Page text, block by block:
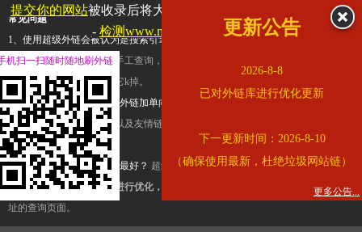
常见问题
1、使用超级外链会被认为是搜索引擎优化作弊吗？ 超级外链只是一个简便而集成
查询工具，模拟的是正常手工查询，不是作弊。如果是作弊，那您可以使用超级外
推广竞争对手的网址，让它k掉。
2、网站优化单纯依靠超级外链加单向链接可行吗？
链，需要结合普通的外链以及友情链接，您可以到站长论坛发布外链，到友情链接
台交换友情链接。
3、如何使用超级外链效果最好？ 超级外链不同于普通的外链，它是动态的链接，
有频繁使用超级外链工具进行优化，才能获得稳定的外链
，最终使搜索引擎收录带
址的查询页面。
提交你的网站被收录后将大幅提升流量和外链，
查看展示页面
- 检测www.mogu.com是否收录更新公告
2026-8-8
已对外链库进行优化更新
下一更新时间：2026-8-10
（确保使用最新，杜绝垃圾网站链）
更多公告...
机扫一扫随时随地刷外链